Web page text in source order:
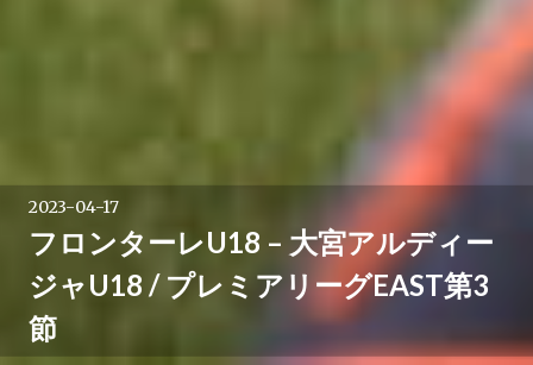
2023-04-17
フロンターレU18 – 大宮アルディー
ジャU18 / プレミアリーグEAST第3
節